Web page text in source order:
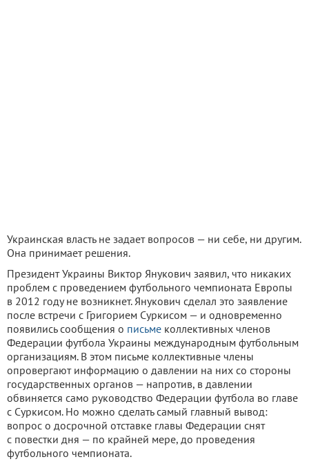
Украинская власть не задает вопросов — ни себе, ни другим.
Она принимает решения.
Президент Украины Виктор Янукович заявил, что никаких
проблем с проведением футбольного чемпионата Европы
в 2012 году не возникнет. Янукович сделал это заявление
после встречи с Григорием Суркисом — и одновременно
появились сообщения о письме коллективных членов
Федерации футбола Украины международным футбольным
организациям. В этом письме коллективные члены
опровергают информацию о давлении на них со стороны
государственных органов — напротив, в давлении
обвиняется само руководство Федерации футбола во главе
с Суркисом. Но можно сделать самый главный вывод:
вопрос о досрочной отставке главы Федерации снят
с повестки дня — по крайней мере, до проведения
футбольного чемпионата.